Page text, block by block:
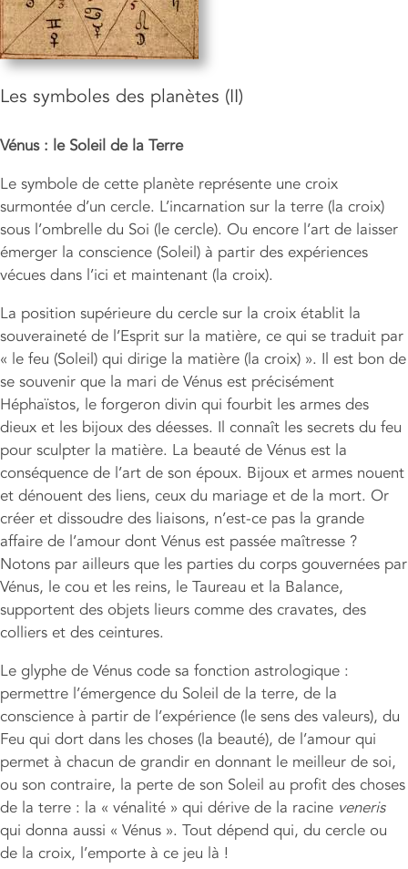
Les symboles des planètes (II)
Vénus : le Soleil de la Terre
Le symbole de cette planète représente une croix
surmontée d’un cercle. L’incarnation sur la terre (la croix)
sous l’ombrelle du Soi (le cercle). Ou encore l’art de laisser
émerger la conscience (Soleil) à partir des expériences
vécues dans l’ici et maintenant (la croix).
La position supérieure du cercle sur la croix établit la
souveraineté de l’Esprit sur la matière, ce qui se traduit par
« le feu (Soleil) qui dirige la matière (la croix) ». Il est bon de
se souvenir que la mari de Vénus est précisément
Héphaïstos, le forgeron divin qui fourbit les armes des
dieux et les bijoux des déesses. Il connaît les secrets du feu
pour sculpter la matière. La beauté de Vénus est la
conséquence de l’art de son époux. Bijoux et armes nouent
et dénouent des liens, ceux du mariage et de la mort. Or
créer et dissoudre des liaisons, n’est-ce pas la grande
affaire de l’amour dont Vénus est passée maîtresse ?
Notons par ailleurs que les parties du corps gouvernées par
Vénus, le cou et les reins, le Taureau et la Balance,
supportent des objets lieurs comme des cravates, des
colliers et des ceintures.
Le glyphe de Vénus code sa fonction astrologique :
permettre l’émergence du Soleil de la terre, de la
conscience à partir de l’expérience (le sens des valeurs), du
Feu qui dort dans les choses (la beauté), de l’amour qui
permet à chacun de grandir en donnant le meilleur de soi,
ou son contraire, la perte de son Soleil au profit des choses
de la terre : la « vénalité » qui dérive de la racine veneris
qui donna aussi « Vénus ». Tout dépend qui, du cercle ou
de la croix, l’emporte à ce jeu là !